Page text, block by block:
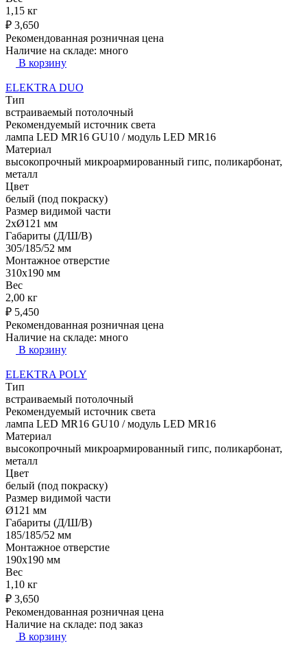
1,15 кг
₽ 3,650
Рекомендованная розничная цена
Наличие на складе: много
В корзину
ELEKTRA DUO
Тип
встраиваемый потолочный
Рекомендуемый источник света
лампа LED MR16 GU10 / модуль LED MR16
Материал
высокопрочный микроармированный гипс, поликарбонат,
металл
Цвет
белый (под покраску)
Размер видимой части
2xØ121 мм
Габариты (Д/Ш/В)
305/185/52 мм
Монтажное отверстие
310x190 мм
Вес
2,00 кг
₽ 5,450
Рекомендованная розничная цена
Наличие на складе: много
В корзину
ELEKTRA POLY
Тип
встраиваемый потолочный
Рекомендуемый источник света
лампа LED MR16 GU10 / модуль LED MR16
Материал
высокопрочный микроармированный гипс, поликарбонат,
металл
Цвет
белый (под покраску)
Размер видимой части
Ø121 мм
Габариты (Д/Ш/В)
185/185/52 мм
Монтажное отверстие
190x190 мм
Вес
1,10 кг
₽ 3,650
Рекомендованная розничная цена
Наличие на складе: под заказ
В корзину